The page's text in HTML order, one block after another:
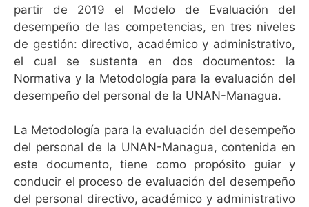
partir de 2019 el Modelo de Evaluación del
desempeño de las competencias, en tres niveles
de gestión: directivo, académico y administrativo,
el cual se sustenta en dos documentos: la
Normativa y la Metodología para la evaluación del
desempeño del personal de la UNAN-Managua.
La Metodología para la evaluación del desempeño
del personal de la UNAN-Managua, contenida en
este documento, tiene como propósito guiar y
conducir el proceso de evaluación del desempeño
del personal directivo, académico y administrativo